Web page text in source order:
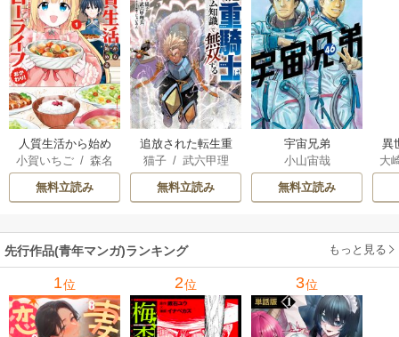
人質生活から始め
るスローライフ
小賀いちご /森名
尚
無料立読み
追放された転生重
騎士はゲーム知識
で無双する
猫子/ 武六甲理
/じゃいあん
無料立読み
宇宙兄弟
小山宙哉
無料立読み
異
は
大
先行作品(青年マンガ)ランキング もっと見る
1位 2位 3位